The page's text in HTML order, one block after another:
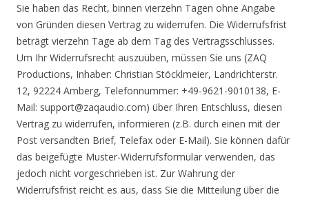
Sie haben das Recht, binnen vierzehn Tagen ohne Angabe
von Gründen diesen Vertrag zu widerrufen. Die Widerrufsfrist
beträgt vierzehn Tage ab dem Tag des Vertragsschlusses.
Um Ihr Widerrufsrecht auszuüben, müssen Sie uns (ZAQ
Productions, Inhaber: Christian Stöcklmeier, Landrichterstr.
12, 92224 Amberg, Telefonnummer: +49-9621-9010138, E-
Mail: support@zaqaudio.com) über Ihren Entschluss, diesen
Vertrag zu widerrufen, informieren (z.B. durch einen mit der
Post versandten Brief, Telefax oder E-Mail). Sie können dafür
das beigefügte Muster-Widerrufsformular verwenden, das
jedoch nicht vorgeschrieben ist. Zur Wahrung der
Widerrufsfrist reicht es aus, dass Sie die Mitteilung über die